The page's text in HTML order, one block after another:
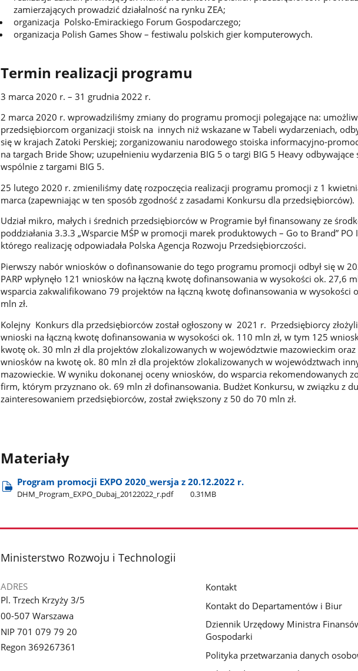
zamierzających prowadzić działalność na rynku ZEA;
organizacja Polsko-Emirackiego Forum Gospodarczego;
organizacja Polish Games Show – festiwalu polskich gier komputerowych.
Termin realizacji programu
3 marca 2020 r. – 31 grudnia 2022 r.
2 marca 2020 r. wprowadziliśmy zmiany do programu promocji polegające na:
przedsiębiorcom organizacji stoisk na innych niż wskazane w Tabeli wydarzeniach,
się w krajach Zatoki Perskiej; zorganizowaniu narodowego stoiska informacyjno-
na targach Bride Show; uzupełnieniu wydarzenia BIG 5 o targi BIG 5 Heavy odbywające
wspólnie z targami BIG 5.
25 lutego 2020 r. zmieniliśmy datę rozpoczęcia realizacji programu promocji z 1
marca (zapewniając w ten sposób zgodność z zasadami Konkursu dla przedsiębiorców).
Udział mikro, małych i średnich przedsiębiorców w Programie był finansowany ze
poddziałania 3.3.3 „Wsparcie MŚP w promocji marek produktowych – Go to Brand” PO
którego realizację odpowiadała Polska Agencja Rozwoju Przedsiębiorczości.
Pierwszy nabór wniosków o dofinansowanie do tego programu promocji odbył się w
PARP wpłynęło 121 wniosków na łączną kwotę dofinansowania w wysokości ok. 27,6
wsparcia zakwalifikowano 79 projektów na łączną kwotę dofinansowania w wysokości
mln zł.
Kolejny Konkurs dla przedsiębiorców został ogłoszony w 2021 r. Przedsiębiorcy
wnioski na łączną kwotę dofinansowania w wysokości ok. 110 mln zł, w tym 125
kwotę ok. 30 mln zł dla projektów zlokalizowanych w województwie mazowieckim oraz
wniosków na kwotę ok. 80 mln zł dla projektów zlokalizowanych w województwach
mazowieckie. W wyniku dokonanej oceny wniosków, do wsparcia rekomendowanych
firm, którym przyznano ok. 69 mln zł dofinansowania. Budżet Konkursu, w związku z
zainteresowaniem przedsiębiorców, został zwiększony z 50 do 70 mln zł.
Materiały
Program promocji EXPO 2020​_wersja z 20.12.2022 r.
DHM​_Program​_EXPO​_Dubaj​_20122022​_r.pdf 0.31MB
stopka
Ministerstwo Rozwoju i Technologii
ADRES
Pl. Trzech Krzyży 3/5
00-507 Warszawa
NIP 701 079 79 20
Regon 369267361
Kontakt
Kontakt do Departamentów i Biur
Dziennik Urzędowy Ministra
Gospodarki
Polityka przetwarzania danych